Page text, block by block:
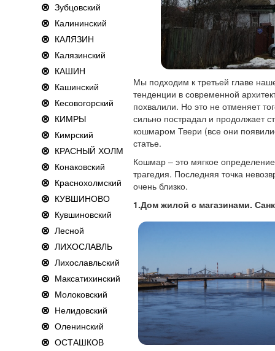
Зубцовский
Калининский
КАЛЯЗИН
Калязинский
КАШИН
Кашинский
Кесовогорский
КИМРЫ
Кимрский
КРАСНЫЙ ХОЛМ
Конаковский
Краснохолмский
КУВШИНОВО
Кувшиновский
Лесной
ЛИХОСЛАВЛЬ
Лихославльский
Максатихинский
Молоковский
Нелидовский
Оленинский
ОСТАШКОВ
Мы подходим к третьей главе
тенденции в современной
похвалили. Но это не отменяет
сильно пострадал и продолжает
кошмаром Твери (все они
статье.
Кошмар – это мягкое
трагедия. Последняя точка
очень близко.
1.Дом жилой с магазинами.